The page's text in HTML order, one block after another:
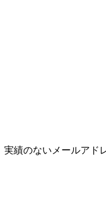
績のないメールアド